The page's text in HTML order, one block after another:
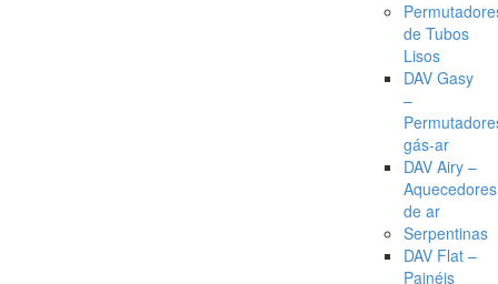
de Tubos
Lisos
DAV Gasy
–
gás-ar
DAV Airy –
Aquecedores
de ar
Serpentinas
DAV Flat –
Painéis